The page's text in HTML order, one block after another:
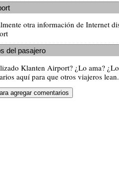
otra información de Internet
del pasajero
Klanten Airport? ¿Lo ama?
aquí para que otros viajeros lean.